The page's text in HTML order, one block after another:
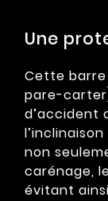
Une
Cette
pare-
d’accident
non
carénage,
évitant